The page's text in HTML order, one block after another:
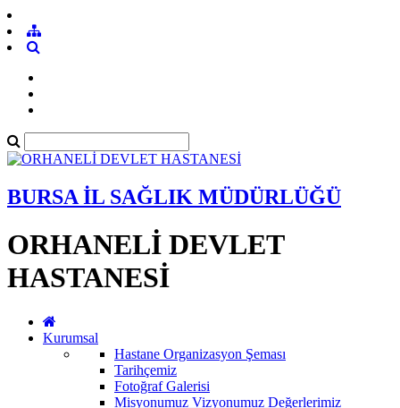
BURSA İL SAĞLIK MÜDÜRLÜĞÜ
ORHANELİ DEVLET
HASTANESİ
Kurumsal
Hastane Organizasyon Şeması
Tarihçemiz
Fotoğraf Galerisi
Misyonumuz Vizyonumuz Değerlerimiz